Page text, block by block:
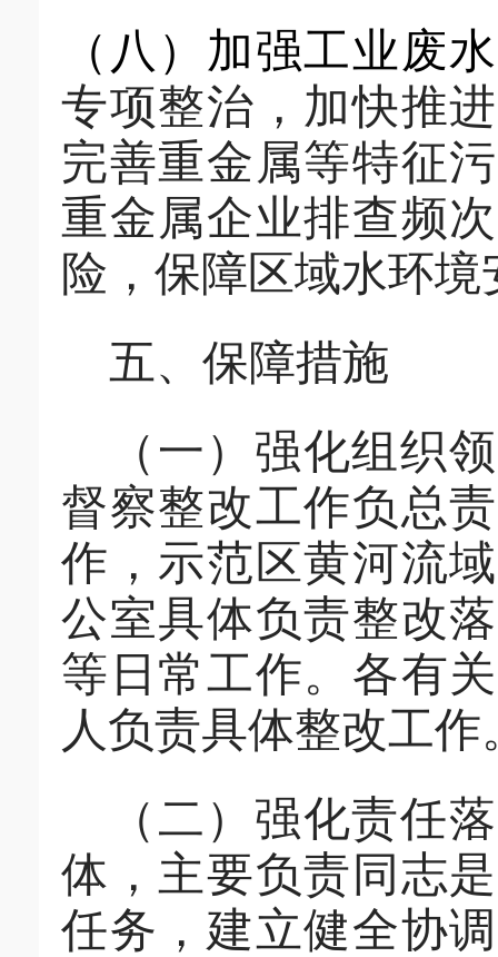
（ 八 ）加强工业废
专项整治，加快推
完善重金属等特征
重金属企业排查频
险，保障区域水环境
五、保障措施
（一）强化组织
督察整改工作负总
作，示范区黄河流
公室具体负责整改
等日常工作。各有
人负责具体整改工作
（二）强化责任
体，主要负责同志
任务，建立健全协